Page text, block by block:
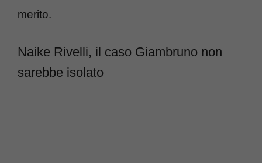
merito.
Naike Rivelli, il caso Giambruno non
sarebbe isolato